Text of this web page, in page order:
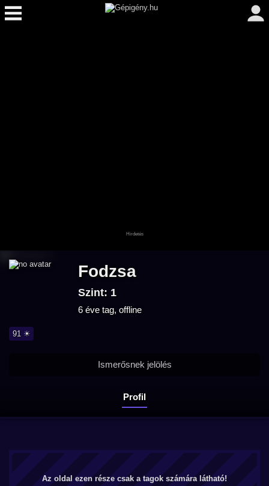
Fodzsa
Szint: 1
6 éve tag, offline
91 ☀
Profil
Ismerősnek jelölés
Az oldal ezen része csak a tagok számára látható!